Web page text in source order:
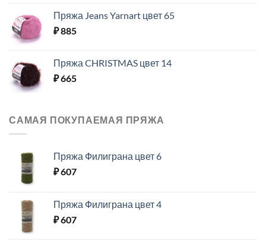
Пряжа Jeans Yarnart цвет 65
₽885
Пряжа CHRISTMAS цвет 14
₽665
САМАЯ ПОКУПАЕМАЯ ПРЯЖА
Пряжа Филиграна цвет 6
₽607
Пряжа Филиграна цвет 4
₽607